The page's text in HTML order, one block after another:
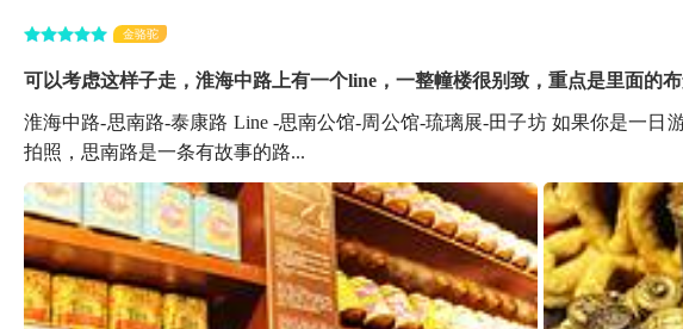
金骆驼
可以考虑这样子走，淮海中路上有一个line，一整幢楼很别致，重点是里面的布
淮海中路-思南路-泰康路 Line -思南公馆-周公馆-琉璃展-田子坊 如果你是一
拍照，思南路是一条有故事的路...